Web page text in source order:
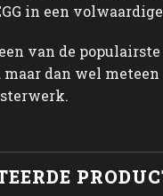
in een
van de
dan wel